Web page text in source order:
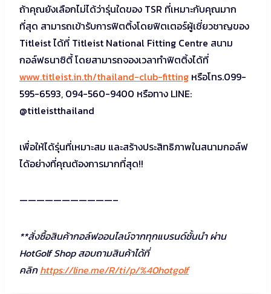
ถ้าคุณยังเลือกไม่ได้ว่ารุ่นใดของ TSR ที่เหมาะกับคุณมาก
ที่สุด สามารถเข้ารับการฟิตติ้งโดยฟิตเตอร์ผู้เชี่ยวชาญของ
Titleist ได้ที่ Titleist National Fitting Centre สนาม
กอล์ฟธนาซิตี้ โดยสามารถจองเวลาทำฟิตติ้งได้ที่
www.titleist.in.th/thailand-club-fitting หรือโทร.099-
595-6593, 094-560-9400 หรือทาง LINE:
@titleistthailand
เพื่อให้ได้รุ่นที่เหมาะสม และสร้างประสิทธิภาพในสนามกอล์ฟ
ได้อย่างที่คุณต้องการมากที่สุด!!
———————————–
**สั่งซื้อสินค้ากอล์ฟออนไลน์จากทุกแบรนด์ชั้นนำ ผ่าน
HotGolf Shop สอบถามสินค้าได้ที่
คลิกhttps://line.me/R/ti/p/%40hotgolf